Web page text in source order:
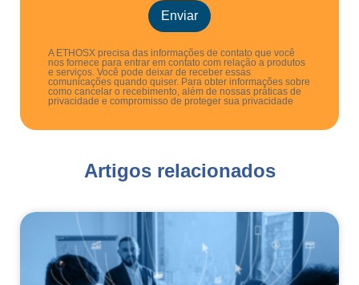
Enviar
A ETHOSX precisa das informações de contato que você
nos fornece para entrar em contato com relação a produtos
e serviços. Você pode deixar de receber essas
comunicações quando quiser. Para obter informações sobre
como cancelar o recebimento, além de nossas práticas de
privacidade e compromisso de proteger sua privacidade
Artigos relacionados